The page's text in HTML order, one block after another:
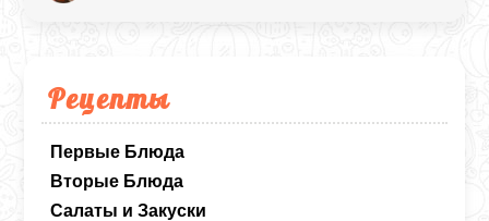
Рецепты
Первые Блюда
Вторые Блюда
Салаты и Закуски
кукурузой, пока вкусы не перемешаются в
оказывается и сочное мясо с овощами на
большом блюде, и горячий бульон отдельно.
Идеально заходит со свежим хлебом и в
хорошей компании.